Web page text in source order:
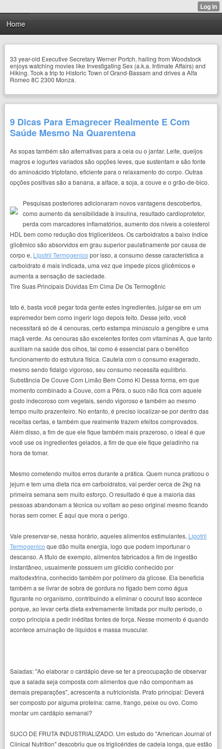
Home
33 year-old Executive Secretary Werner Portch, hailing from Woodstock
enjoys watching movies like Investigating Sex (a.k.a. Intimate Affairs) and
Hiking. Took a trip to Historic Town of Grand-Bassam and drives a Alfa
Romeo 8C 2300 Monza.
9 Dicas Para Emagrecer Realmente E Com
Saúde Mesmo Na Quarentena
As sopas também são alternativas para a ceia ou o jantar. Leite, queijos
magros e iogurtes variados são opções leves, que sustentam e são fonte
do aminoácido triptofano, eficiente para o relaxamento do corpo. Outras
opções positivas são a banana, a alface, a soja, a couve e o grão-de-bico.
Pesquisas posteriores adicionaram novos vantagens descobertos,
como aumento da sensibilidade à insulina, resultado cardioprotetor,
perda com marcadores inflamatórios, aumento dos níveis a colesterol
HDL bem como redução dos triglicerídeos. Os carboidratos a baixo índice
glicêmico são absorvidos em grau superior paulatinamente por causa de
corpo e, Lipotril Termogenico por isso, a consumo desse característica a
carboidrato é mais indicada, uma vez que impede picos glicêmicos e
aumenta a sensação de saciedade.
Tire Suas Principais Dúvidas Em Cima De Os Termogênic
Isto é, basta você pegar toda gente estes ingredientes, julgar-se em um
espremedor bem como ingerir logo depois feito. Desse jeito, você
necessitará só de 4 cenouras, certo estampa minúsculo a gengibre e uma
maçã verde. As cenouras são excelentes fontes com vitaminas A, que tanto
auxiliam na saúde dos olhos, tal como é essencial para o benéfico
funcionamento do estrutura física. Cautela com o consumo exagerado,
mesmo sendo fidalgo vigoroso, seu consumo necessita equilíbrio.
Substância De Couve Com Limão Bem Como Ki Dessa forma, em que
momento combinado a Couve, com a Pêra, o suco não fica com aquele
gosto indecoroso com vegetais, sendo vigoroso e também ao mesmo
tempo muito prazenteiro. No entanto, é preciso localizar-se por dentro das
receitas certas, e também que realmente trazem efeitos comprovados.
Além disso, a fim de que ele fique também mais prazeroso, o ideal é que
você use os ingredientes gelados, a fim de que ele fique geladinho na
hora de tomar.
Mesmo cometendo muitos erros durante a prática. Quem nunca praticou o
jejum e tem uma dieta rica em carboidratos, vai perder cerca de 2kg na
primeira semana sem muito esforço. O resultado é que a maioria das
pessoas abandonam a técnica ou voltam ao peso original mesmo ficando
horas sem comer. É aqui que mora o perigo.
Vale preservar-se, nessa horário, aqueles alimentos estimulantes, Lipotril
Termogenico que dão muita energia, logo que podem importunar o
descanso. A título de exemplo, alimentos fabricados a fim de ingestão
instantâneo, usualmente possuem um glicídio conhecido por
maltodextrina, conhecido também por polímero da glicose. Ela beneficia
também a se livrar de sobra de gordura no fígado bem como água
figurante no organismo, contribuindo a eliminar o cocurut Isso acontece
porque, ao levar certa dieta extremamente limitada por muito período, o
corpo principia a pedir inéditas fontes de força. Nesse momento é quando
acontece arruinação de líquidos e massa muscular.
Saladas: "Ao elaborar o cardápio deve-se ter a preocupação de observar
que a salada seja composta com alimentos que não componham as
demais preparações", acrescenta a nutricionista. Prato principal: Deverá
ser composto por alguma proteína: carne, frango, peixe ou ovo. Como
montar um cardápio semanal?
SUCO DE FRUTA INDUSTRIALIZADO. Um estudo do "American Journal of
Clinical Nutrition" descobriu que os triglicérides de cadeia longa, que estão